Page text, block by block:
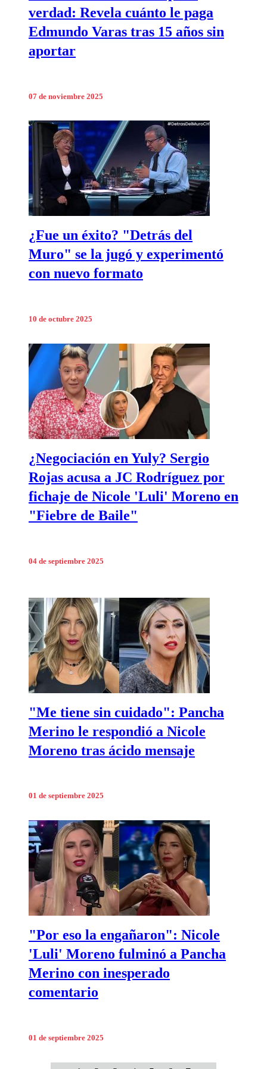
verdad: Revela cuánto le paga
Edmundo Varas tras 15 años sin
aportar
07 de noviembre 2025
¿Fue un éxito? "Detrás del
Muro" se la jugó y experimentó
con nuevo formato
10 de octubre 2025
¿Negociación en Yuly? Sergio
Rojas acusa a JC Rodríguez por
fichaje de Nicole 'Luli' Moreno en
"Fiebre de Baile"
04 de septiembre 2025
"Me tiene sin cuidado": Pancha
Merino le respondió a Nicole
Moreno tras ácido mensaje
01 de septiembre 2025
"Por eso la engañaron": Nicole
'Luli' Moreno fulminó a Pancha
Merino con inesperado
comentario
01 de septiembre 2025